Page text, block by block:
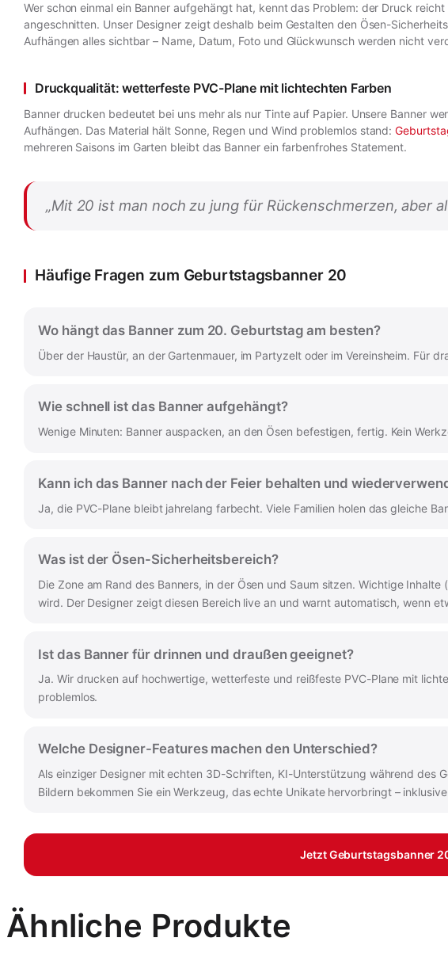
Wer schon einmal ein Banner aufgehängt hat, kennt das Problem: der Druck
angeschnitten. Unser Designer zeigt deshalb beim Gestalten den Ösen-
Aufhängen alles sichtbar – Name, Datum, Foto und Glückwunsch werden nicht
Druckqualität: wetterfeste PVC-Plane mit lichtechten Farben
Banner drucken bedeutet bei uns mehr als nur Tinte auf Papier. Unsere Banner
Aufhängen. Das Material hält Sonne, Regen und Wind problemlos stand:
mehreren Saisons im Garten bleibt das Banner ein farbenfrohes Statement.
„Mit 20 ist man noch zu jung für Rückenschmerzen, aber
Häufige Fragen zum Geburtstagsbanner 20
Wo hängt das Banner zum 20. Geburtstag am besten?
Über der Haustür, an der Gartenmauer, im Partyzelt oder im Vereinsheim. Für
Wie schnell ist das Banner aufgehängt?
Wenige Minuten: Banner auspacken, an den Ösen befestigen, fertig. Kein
Kann ich das Banner nach der Feier behalten und
Ja, die PVC-Plane bleibt jahrelang farbecht. Viele Familien holen das gleiche
Was ist der Ösen-Sicherheitsbereich?
Die Zone am Rand des Banners, in der Ösen und Saum sitzen. Wichtige
wird. Der Designer zeigt diesen Bereich live an und warnt automatisch, wenn
Ist das Banner für drinnen und draußen geeignet?
Ja. Wir drucken auf hochwertige, wetterfeste und reißfeste PVC-Plane mit
problemlos.
Welche Designer-Features machen den Unterschied?
Als einziger Designer mit echten 3D-Schriften, KI-Unterstützung während des
Bildern bekommen Sie ein Werkzeug, das echte Unikate hervorbringt –
Jetzt Geburtstagsbanner
Ähnliche Produkte